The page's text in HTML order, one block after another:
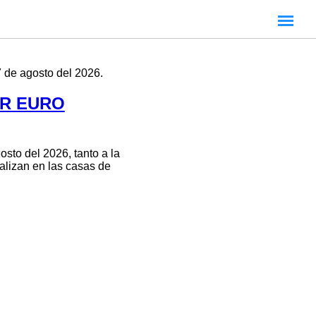
agosto del 2026.
EURO
del 2026, tanto a la
en las casas de